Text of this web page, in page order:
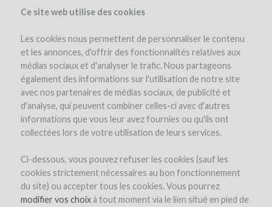
Ce site web utilise des cookies
Les cookies nous permettent de personnaliser le contenu
et les annonces, d'offrir des fonctionnalités relatives aux
médias sociaux et d'analyser le trafic. Nous partageons
également des informations sur l'utilisation de notre site
avec nos partenaires de médias sociaux, de publicité et
d'analyse, qui peuvent combiner celles-ci avec d'autres
informations que vous leur avez fournies ou qu'ils ont
collectées lors de votre utilisation de leurs services.
Ci-dessous, vous pouvez refuser les cookies (sauf les
cookies strictement nécessaires au bon fonctionnement
du site) ou accepter tous les cookies. Vous pourrez
modifier vos choixà tout moment via le lien situé en pied de
el proyecto el equipo opinión de expertos los intereses en vino
costes y riesgos investment details documentos
winefunders(33)